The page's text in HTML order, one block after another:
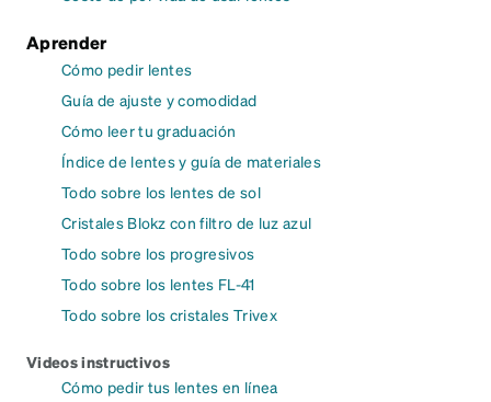
Aprender
Cómo pedir lentes
Guía de ajuste y comodidad
Cómo leer tu graduación
Índice de lentes y guía de materiales
Todo sobre los lentes de sol
Cristales Blokz con filtro de luz azul
Todo sobre los progresivos
Todo sobre los lentes FL-41
Todo sobre los cristales Trivex
Videos instructivos
Cómo pedir tus lentes en línea